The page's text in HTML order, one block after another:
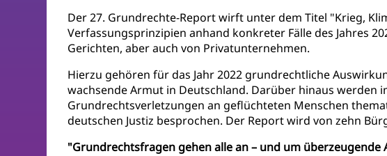
Der 27. Grundrechte-Report wirft unter dem Titel "Krieg,
Verfassungsprinzipien anhand konkreter Fälle des Jahres
Gerichten, aber auch von Privatunternehmen.
Hierzu gehören für das Jahr 2022 grundrechtliche
wachsende Armut in Deutschland. Darüber hinaus werden
Grundrechtsverletzungen an geflüchteten Menschen
deutschen Justiz besprochen. Der Report wird von zehn
"Grundrechtsfragen gehen alle an – und um